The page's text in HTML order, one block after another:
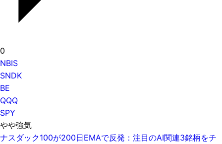
0
NBIS
SNDK
BE
QQQ
SPY
やや強気
ナスダック100が200日EMAで反発：注目のAI関連3銘柄をチ